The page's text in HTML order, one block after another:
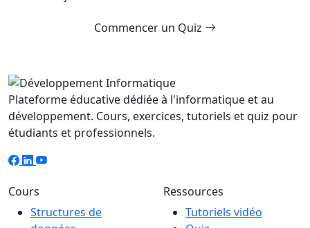
Commencer un Quiz
Plateforme éducative dédiée à l'informatique et au
développement. Cours, exercices, tutoriels et quiz pour
étudiants et professionnels.
Cours
Structures de
Ressources
Tutoriels vidéo